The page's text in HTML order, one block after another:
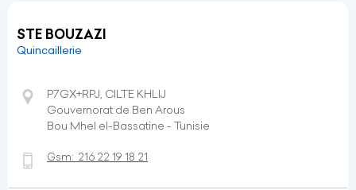
STE BOUZAZI
Quincaillerie
P7GX+RPJ, CILTE KHLIJ
Gouvernorat de Ben Arous
Bou Mhel el-Bassatine - Tunisie
Gsm: 216 22 19 18 21